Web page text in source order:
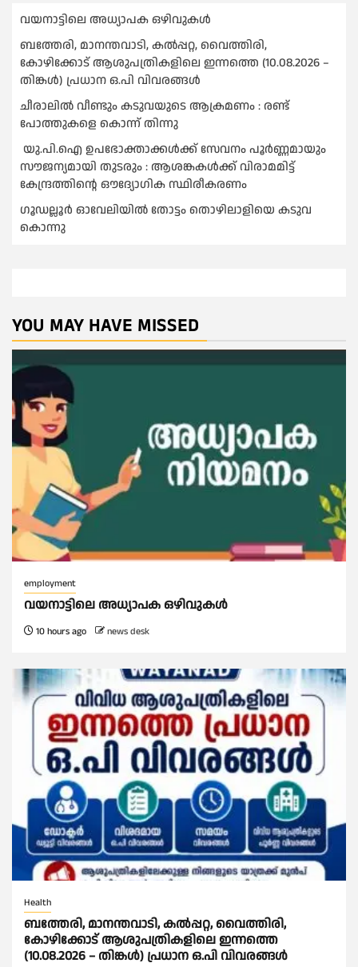
വയനാട്ടിലെ അധ്യാപക ഒഴിവുകൾ
ബത്തേരി, മാനന്തവാടി, കൽപ്പറ്റ, വൈത്തിരി,
കോഴിക്കോട് ആശുപത്രികളിലെ ഇന്നത്തെ (10.08.2026 –
തിങ്കൾ) പ്രധാന ഒ.പി വിവരങ്ങൾ
ചീരാലിൽ വീണ്ടും കടുവയുടെ ആക്രമണം : രണ്ട്
പോത്തുകളെ കൊന്ന് തിന്നു
യു.പി.ഐ ഉപഭോക്താക്കള്‍ക്ക് സേവനം പൂര്‍ണ്ണമായും
സൗജന്യമായി തുടരും : ആശങ്കകള്‍ക്ക് വിരാമമിട്ട്
കേന്ദ്രത്തിന്റെ ഔദ്യോഗിക സ്ഥിരീകരണം
ഗൂഡല്ലൂർ ഓവേലിയിൽ തോട്ടം തൊഴിലാളിയെ കടുവ
കൊന്നു
YOU MAY HAVE MISSED
employment
വയനാട്ടിലെ അധ്യാപക ഒഴിവുകൾ
10 hours ago news desk
Health
ബത്തേരി, മാനന്തവാടി, കൽപ്പറ്റ, വൈത്തിരി,
കോഴിക്കോട് ആശുപത്രികളിലെ ഇന്നത്തെ
(10.08.2026 – തിങ്കൾ) പ്രധാന ഒ.പി വിവരങ്ങൾ